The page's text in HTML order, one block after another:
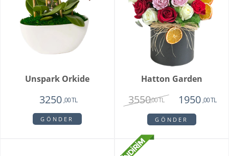
Unspark Orkide
3250 ,00 TL
GÖNDER
Hatton Garden
3550,00 TL 1950 ,00 TL
GÖNDER